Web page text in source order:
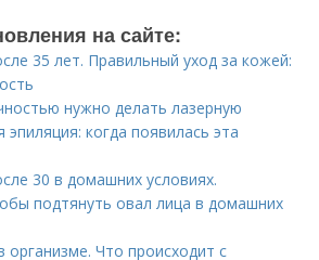
на сайте:
35 лет. Правильный уход за кожей:
нужно делать лазерную
эпиляция: когда появилась эта
30 в домашних условиях.
подтянуть овал лица в домашних
организме. Что происходит с